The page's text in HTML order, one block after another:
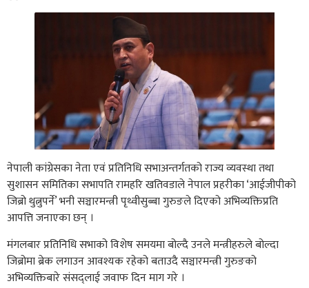
नेपाली कांग्रेसका नेता एवं प्रतिनिधि सभाअन्तर्गतको राज्य व्यवस्था तथा
सुशासन समितिका सभापति रामहरि खतिवडाले नेपाल प्रहरीका ‘आईजीपीको
जिब्रो थुत्नुपर्ने’ भनी सञ्चारमन्त्री पृथ्वीसुब्बा गुरुङले दिएको अभिव्यक्तिप्रति
आपत्ति जनाएका छन् ।
मंगलबार प्रतिनिधि सभाको विशेष समयमा बोल्दै उनले मन्त्रीहरुले बोल्दा
जिब्रोमा ब्रेक लगाउन आवश्यक रहेको बताउदै सञ्चारमन्त्री गुरुङको
अभिव्यक्तिबारे संसद्लाई जवाफ दिन माग गरे ।